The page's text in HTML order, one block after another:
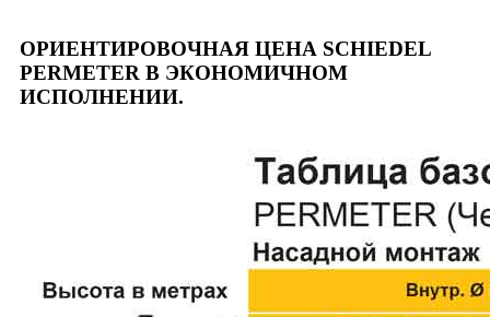
ОРИЕНТИРОВОЧНАЯ ЦЕНА SCHIEDEL
PERMETER В ЭКОНОМИЧНОМ
ИСПОЛНЕНИИ.